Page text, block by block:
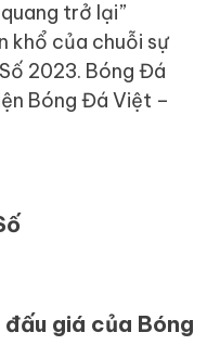
trở lại”
khổ của chuỗi sự
2023. Bóng Đá
Bóng Đá Việt –
giá của Bóng